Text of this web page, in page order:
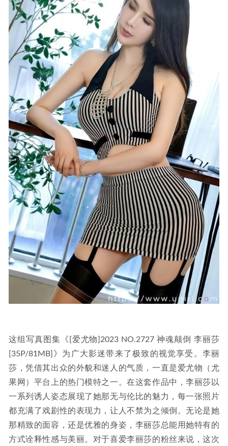
这组写真图集《[爱尤物]2023 NO.2727 神魂颠倒 李丽莎
[35P/81MB]》为广大影迷带来了极致的视觉享受。李丽
莎，凭借其出众的外貌和迷人的气质，一直是爱尤物（尤
果网）平台上的热门模特之一。在这套作品中，李丽莎以
一系列诱人姿态展现了她那无与伦比的魅力，每一张照片
都充满了戏剧性的表现力，让人不禁为之倾倒。无论是她
那精致的面容，还是优雅的身姿，李丽莎总能用她特有的
方式诠释性感与美丽。对于喜爱李丽莎的粉丝来说，这次